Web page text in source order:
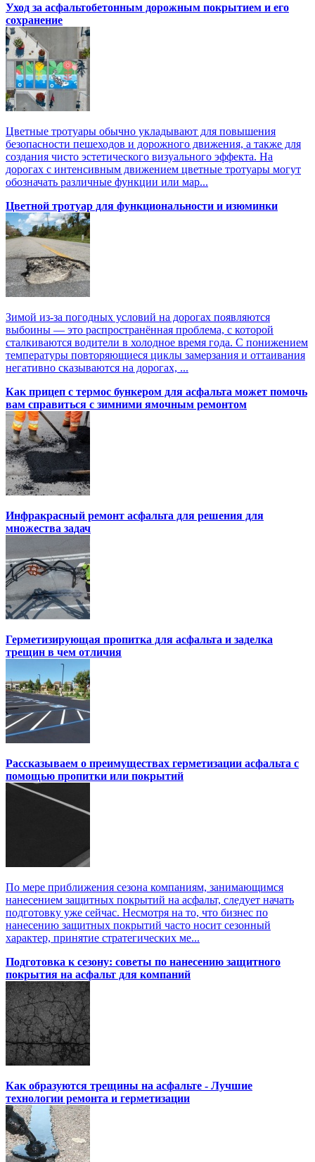
Уход за асфальтобетонным дорожным покрытием и его
сохранение
Цветные тротуары обычно укладывают для повышения
безопасности пешеходов и дорожного движения, а также для
создания чисто эстетического визуального эффекта. На
дорогах с интенсивным движением цветные тротуары могут
обозначать различные функции или мар...
Цветной тротуар для функциональности и изюминки
Зимой из-за погодных условий на дорогах появляются
выбоины — это распространённая проблема, с которой
сталкиваются водители в холодное время года. С понижением
температуры повторяющиеся циклы замерзания и оттаивания
негативно сказываются на дорогах, ...
Как прицеп с термоc бункером для асфальта может помочь
вам справиться с зимними ямочным ремонтом
Инфракрасный ремонт асфальта для решения для
множества задач
Герметизирующая пропитка для асфальта и заделка
трещин в чем отличия
Рассказываем о преимуществах герметизации асфальта с
помощью пропитки или покрытий
По мере приближения сезона компаниям, занимающимся
нанесением защитных покрытий на асфальт, следует начать
подготовку уже сейчас. Несмотря на то, что бизнес по
нанесению защитных покрытий часто носит сезонный
характер, принятие стратегических ме...
Подготовка к сезону: советы по нанесению защитного
покрытия на асфальт для компаний
Как образуются трещины на асфальте - Лучшие
технологии ремонта и герметизации